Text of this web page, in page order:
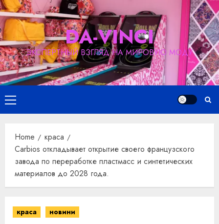
Skip
to
content
DA-VINCI
ЭКСПЕРТНЫЙ ВЗГЛЯД НА МИРОВУЮ МОДУ
Primary
Menu
Home
краса
Carbios откладывает открытие своего французского
завода по переработке пластмасс и синтетических
материалов до 2028 года.
краса новини